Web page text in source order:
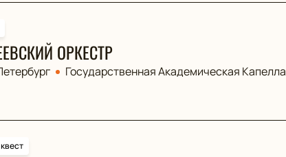
ОРКЕСТР
Государственная Академическая Капелла